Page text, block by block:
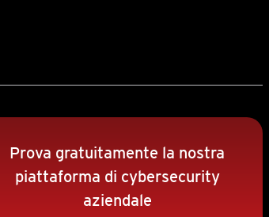
Prova gratuitamente la nostra
piattaforma di cybersecurity
aziendale